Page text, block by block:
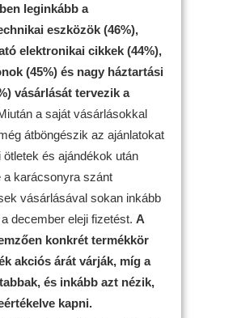
leginkább a
eszközök (46%),
elektronikai cikkek (44%),
(45%) és nagy háztartási
vásárlását tervezik a
a saját vásárlásokkal
átböngészik az ajánlatokat
ötletek és ajándékok után
a karácsonyra szánt
vásárlásával sokan inkább
december eleji fizetést. A
konkrét termékkör
akciós árát várják, míg a
és inkább azt nézik,
kapni.